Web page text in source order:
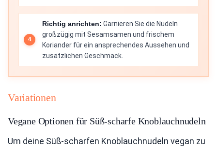
Richtig anrichten: Garnieren Sie die Nudeln
großzügig mit Sesamsamen und frischem
Koriander für ein ansprechendes Aussehen und
zusätzlichen Geschmack.
Variationen
Vegane Optionen für Süß-scharfe Knoblauchnudeln
Um deine Süß-scharfen Knoblauchnudeln vegan zu